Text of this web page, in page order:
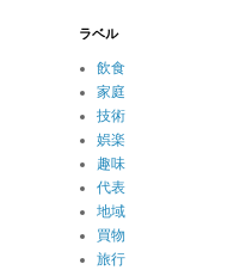
ラベル
飲食
家庭
技術
娯楽
趣味
代表
地域
買物
旅行